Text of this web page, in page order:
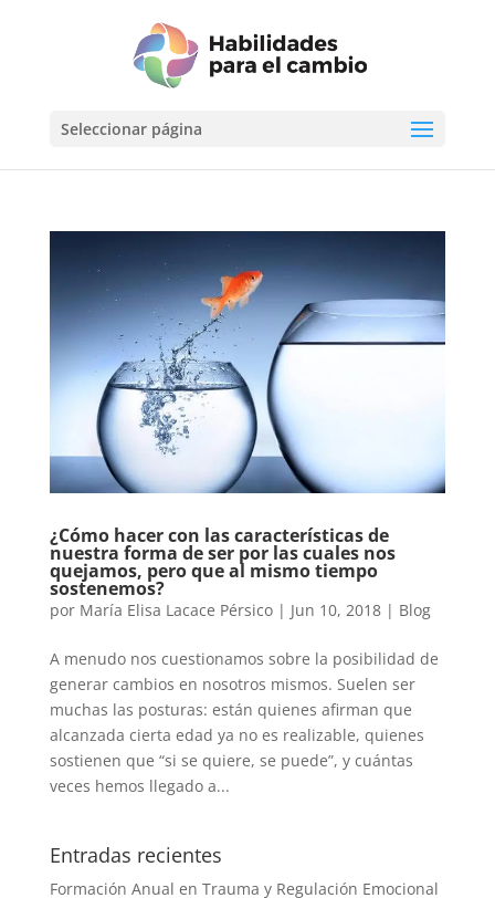
Seleccionar página
¿Cómo hacer con las características de
nuestra forma de ser por las cuales nos
quejamos, pero que al mismo tiempo
sostenemos?
por María Elisa Lacace Pérsico| Jun 10, 2018| Blog
A menudo nos cuestionamos sobre la posibilidad de
generar cambios en nosotros mismos. Suelen ser
muchas las posturas: están quienes afirman que
alcanzada cierta edad ya no es realizable, quienes
sostienen que “si se quiere, se puede”, y cuántas
veces hemos llegado a...
Entradas recientes
Formación Anual en Trauma y Regulación Emocional